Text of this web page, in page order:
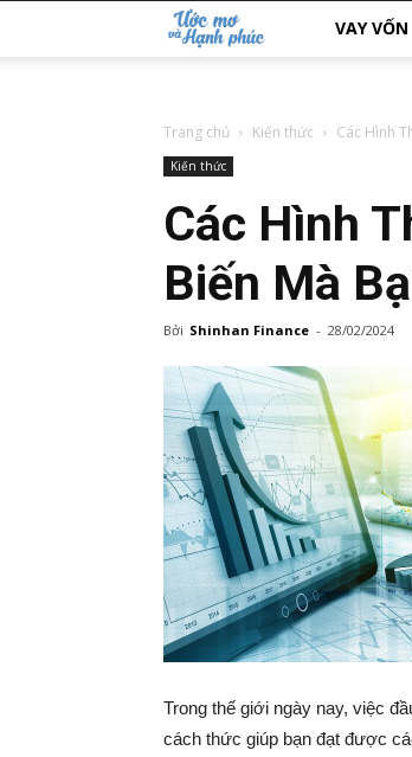
và
VAY VỐN
Trang chủ Kiến thức Các Hình
Kiến thức
Các Hình
Biến Mà
Bởi Shinhan Finance - 28/02/2024
Trong thế giới ngày nay, việc
cách thức giúp bạn đạt được